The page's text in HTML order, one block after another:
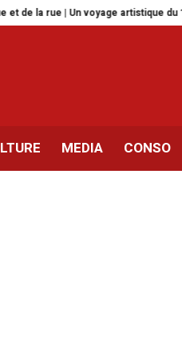
| Un voyage artistique du 11 au 28 juin
MEDIA CONSO